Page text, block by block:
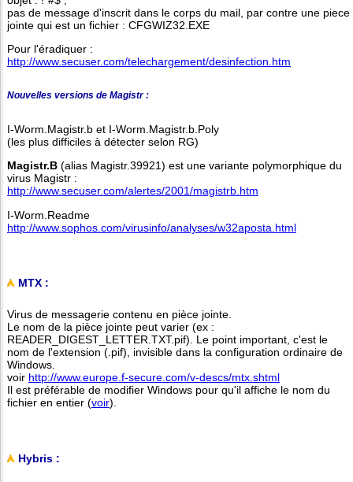
pas de message d'inscrit dans le corps du mail, par contre une piece
jointe qui est un fichier : CFGWIZ32.EXE
Pour l'éradiquer :
http://www.secuser.com/telechargement/desinfection.htm
Nouvelles versions de Magistr :
I-Worm.Magistr.b et I-Worm.Magistr.b.Poly
(les plus difficiles à détecter selon RG)
Magistr.B (alias Magistr.39921) est une variante polymorphique du
virus Magistr :
http://www.secuser.com/alertes/2001/magistrb.htm
I-Worm.Readme
http://www.sophos.com/virusinfo/analyses/w32aposta.html
MTX :
Virus de messagerie contenu en pièce jointe.
Le nom de la pièce jointe peut varier (ex :
READER_DIGEST_LETTER.TXT.pif). Le point important, c'est le
nom de l'extension (.pif), invisible dans la configuration ordinaire de
Windows.
voir http://www.europe.f-secure.com/v-descs/mtx.shtml
Il est préférable de modifier Windows pour qu'il affiche le nom du
fichier en entier (voir).
Hybris :